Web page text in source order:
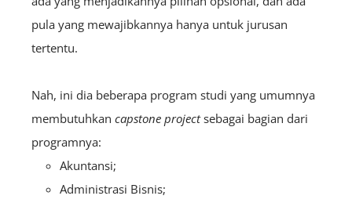
pula yang mewajibkannya hanya untuk jurusan
tertentu.
Nah, ini dia beberapa program studi yang umumnya
membutuhkan capstone projectsebagai bagian dari
programnya:
Akuntansi;
Administrasi Bisnis;